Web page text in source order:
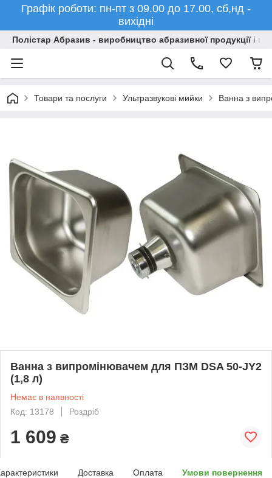
Графік роботи: пн-пт з 09.00 до 17.00, сб,нд -
вихідні
Полістар Абразив - виробництво абразивної продукції і
Товари та послуги Ультразвукові мийки Ванна з
Ванна з випромінювачем для ПЗМ DSA 50-JY2
(1,8 л)
Немає в наявності
Код: 13178
Роздріб
1 609 ₴
Доставка Оплата Умови повернення